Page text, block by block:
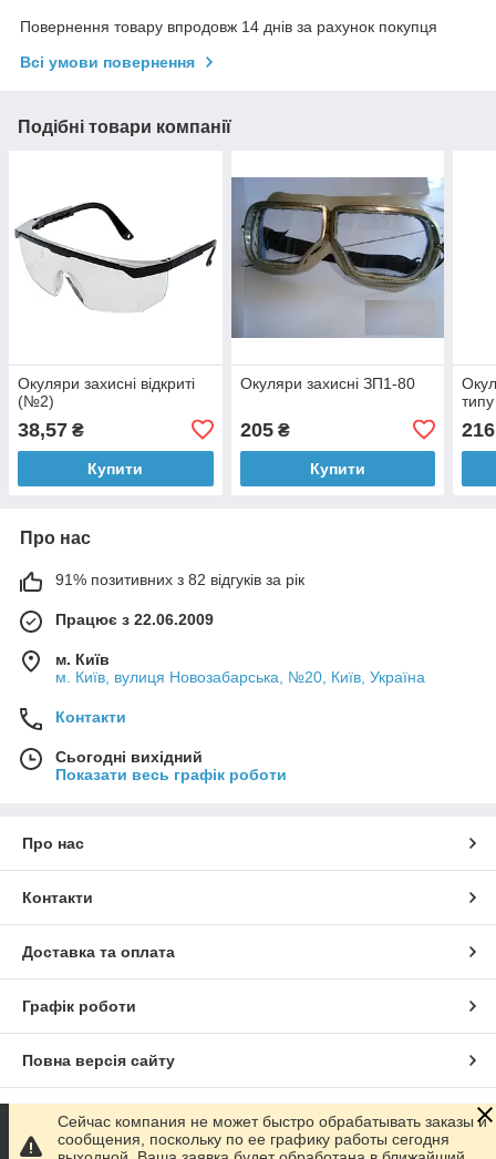
Повернення товару впродовж 14 днів за рахунок покупця
Всі умови повернення
Подібні товари компанії
Окуляри захисні відкриті
(№2)
38,57 ₴
Купити
Окуляри захисні ЗП1-80
205₴
Купити
216
Про нас
91% позитивних з 82 відгуків за рік
Працює з 22.06.2009
м. Київ
м. Київ, вулиця Новозабарська, №20, Київ, Україна
Контакти
Сьогодні вихідний
Показати весь графік роботи
Про нас
Контакти
Доставка та оплата
Графік роботи
Повна версія сайту
Сайт створено на маркетплейсі Prom.ua
Сейчас компания не может быстро обрабатывать заказы и
сообщения, поскольку по ее графику работы сегодня